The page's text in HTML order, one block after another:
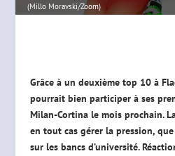
(Millo Moravski/Zoom)
Grâce à un deuxième top 10 à
pourrait bien participer à ses
Milan-Cortina le mois prochain.
en tout cas gérer la pression,
sur les bancs d’université.